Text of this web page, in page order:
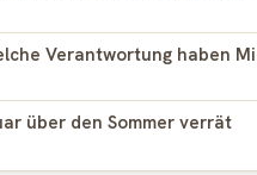
Verantwortung haben
über den Sommer verrät